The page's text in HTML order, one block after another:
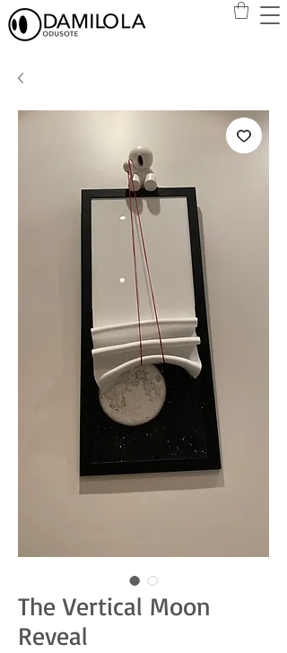
The Vertical Moon
Reveal